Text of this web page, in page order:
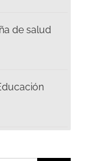
de salud